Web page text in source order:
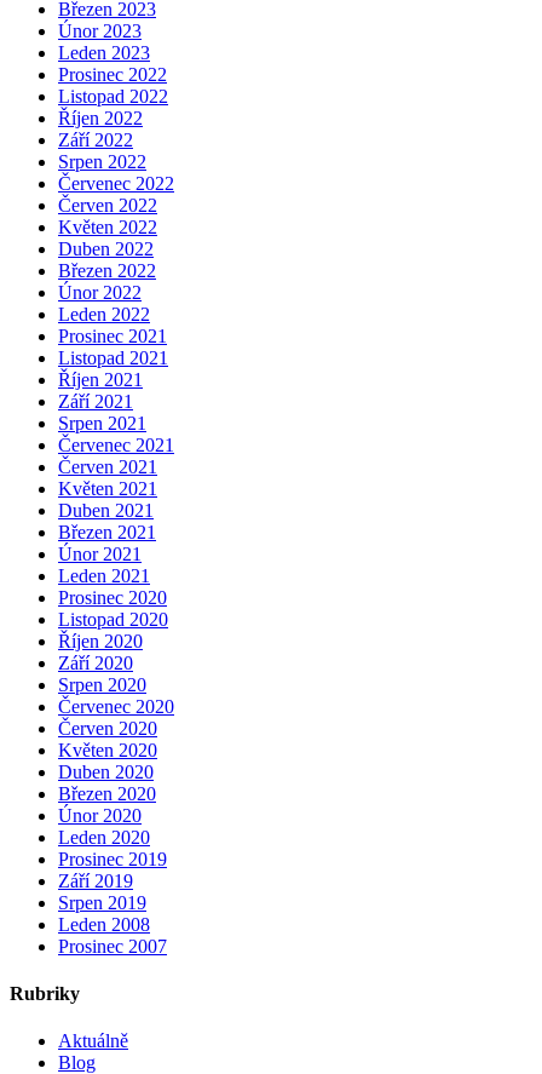
Březen 2023
Únor 2023
Leden 2023
Prosinec 2022
Listopad 2022
Říjen 2022
Září 2022
Srpen 2022
Červenec 2022
Červen 2022
Květen 2022
Duben 2022
Březen 2022
Únor 2022
Leden 2022
Prosinec 2021
Listopad 2021
Říjen 2021
Září 2021
Srpen 2021
Červenec 2021
Červen 2021
Květen 2021
Duben 2021
Březen 2021
Únor 2021
Leden 2021
Prosinec 2020
Listopad 2020
Říjen 2020
Září 2020
Srpen 2020
Červenec 2020
Červen 2020
Květen 2020
Duben 2020
Březen 2020
Únor 2020
Leden 2020
Prosinec 2019
Září 2019
Srpen 2019
Leden 2008
Prosinec 2007
Rubriky
Aktuálně
Blog